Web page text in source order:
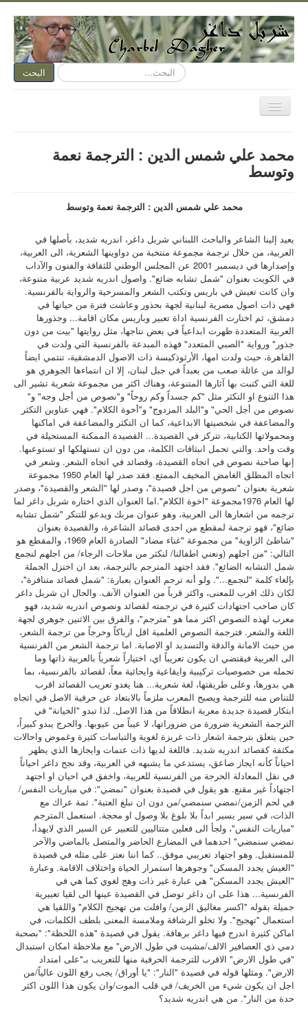
البحث... البحث
تبديل
المتصفح
الكتابة الآن
اسمي عنوان
نقد الفن
نقد الأدب
ديوان مفتوح
هواء وأهواء
سرد وسرد
كتب للتحميل
صُوَر
السيرة المهنية
كتب
محمد علي شمس الدين : الترجمة نعمة
وتوسط
محمد علي شمس الدين : الترجمة نعمة وتوسط
يعيد إلينا الشاعر والباحث اللبناني شربل داغر، اندريه شديد، بأصلها في
العربية، من خلال ترجمة مجموعة منتخبة من دواوينها الشعرية، الى العربية،
وإصدارها في ديسمبر 2001 عن المجلس الوطني للثقافة والفنون والآداب
في الكويت بعنوان "شمل تشابه ضائع". واصول اندريه شديد عربية متنوعة،
وان كانت تعيش في باريس وتكتب الشعر والمسرحية والرواية بالفرنسية.
فهي ذات اصول مصرية لبنانية لجهة بحذور وعاشت فترة من حياتها في
دمشق، ثم اختارت الفرنسية اداة تعبير وباريس مكان اقامة... وجذورها
العربية المتعددة ظهرت ابداعياً في بعض نتاجها، مثل روايتها "بيت من دون
جذور" ورواية "الصبي المتعدد" فهذه المبدعة بالفرنسية التي ولدت في
القاهرة، حيث ولدت امها، الأرثوذكيسة ذات الاصول الدمشقية، تنتمي ايضاً
لوالد من عائلة صعب من بعبداً في جبل لبنان، إلا ان انتماءها الجوهري هو
للغة التي كتبت بها آثارها المتنوعة، وهناك اكثر من مجموعة شعرية تشير الى
هذا التنوع او التكثر مثل "كم جسداً وكم روحاً" و"نصوص من أجل وجه" و"
نصوص من أجل الحي" و"البلد المزدوج" و"أخوة الكلام". فهي عناوين التكثر
والمضاعفة في شخصيتها الابداعية، كما ان التكثر والمضاعفة في اماكنها
ومحمولاتها الكتابية، تتركز في القصيدة... القصيدة الممكنة المستحيلة في
وقت واحد. والتي تحمل انبثاقات الكلمة، من دون ان تستهلكها او تستوعبها.
إنها صاحبة نصوص في اتجاه القصيدة، وقصائد في اتجاه الشعر. وشعر في
اتجاه المطلق الغامض المخيف الممتع. فقد صدر لها العام 1950 مجموعة
شعرية بعنوان "نصوص من اجل قصيدة"، وصدر لها "الشعر والقصيدة"، وصدر
لها العام 1976مجموعة "اخوة الكلام".اما العنوان الذي اختاره شربل داغر لما
ترجمه من اشعارها الى العربية، وهو عنوان مربك ويدعو للتنكر "شمل تشابه
ضائع"، فهو ترجمة لمقطع من احدى قصائد الشاعرة، والقصيدة بعنوان
"شاطئ الزاوية" من مجموعة "غناء مضاد" الصادرة العام 1969، والمقطع هو
التالي: "من اجلهم (ونعني اطفالنا/ لنكثر من ملاحات الرجاء/ من اجلهم لنجمع
شمل التشابه الضائع". فقد اجتهد المترجم بالترجمة، بعد ان اختزل الجملة
بإلغاء كلمة "لنجمع...". ولو أنه ترجم العنوان بعبارة: "شمل قصائد متنافرة"،
لكان ذلك اقرب للمعنى، واكثر قرباً من العنوان الآنف. والحال ان شربل داغر
كان صاحب اجتهادات كثيرة في ترجمته لقصائد ونصوص اندريه شديد، فهو
معرب لهذه النصوص اكثر مما هو "مترجم"، والفرق بين الاثنين جوهري لجهة
اللغة والشعر. فترجمة النصوص العلمية اقل ارباكاً وحرجاً من ترجمة الشعر،
من حيث الامانة والدقة والتسديد او الاصابة. اما ترجمة الشعر من الفرنسية
الى العربية فيقتضي ان يكون تعريباً اي، اختياراً شعرياً بالعربية ذاتها وما
تحمله من خصوصيات تركيبية وايقاعية وايحائية معاً، لقصائد بالفرنسية، بما
هي بدورها، وعلى طريقتها، لغة شعرية... هنا يغدو تعريب القصائد اقرب
للتناص منه للترجمة ويصبح المعرب ملزماً بالابتعاد عن حرفية الاصل في اتجاه
ابتكار قصيدة جديدة معربة انطلاقاً من هذا الاصل. لذا تبدو "الخيانة" في
الترجمة الشعرية ضرورة من ضروراتها، لا عيباً من عيوبها. والحرج يبدو كبيراً،
حين يتعلق بترجمة اشعار ذات غريزة لغوية والتباسات كثيرة وغموض واحالات
مكثفة كقصائد اندريه شديد. فاللغة لديها ذات عتمات وايجازها الذي يظهر
احياناً كأنه ايجاز صاعق، يستدعي ما يشبهه في العربية، وقد نجح داغر احياناً
في نقل المعادلة الحرجة من الفرنسية للعربية، واخفق في احيان او اجتهد
اجتهاداً غير مقنع. هو يقول في قصيدة بعنوان "نمضي": في مباريات النفس/
في لحم الزمن/نمضي سنمضي/من دون ان نبلغ العتبة". ثمة عراك مع
الذات، في سير يسير ابداً بلا بلوغ بلا وصول او محجة. استعمل المترجم
"مباريات النفس"، ولجأ الى فعلين متتاليين للتعبير عن السير الذي لايهدأ،
نمضي سنمضي" احدهما في المضارع الحاضر والمتصل بالماضي والآخر
للمستقبل. وهو اجتهاد تعريبي موفق.. كما اننا نعتز على مثله في قصيدة
"العيش يجدد المسكن" وجوهرها استمرار الحياة واختلاف الاقامة. وعبارة
"العيش يجدد المسكن" هي عبارة غير ذات وهج لغوي كما هي في
الفرنسية... هذا على ان داغر توصل في القصيدة عينها الى لقيا تعبيرية
جميلة بقوله "اكسر مغاليق الزمن/ وافلت من تهجيج الكلام" واللقيا هي
استعمال "تهجيج". ولا تخلو الرشاقة وملامسة المعنى بلطف الكلمات، في
اماكن كثيرة اندرج فيها داغر برهافة. يقول في قصيدة "هذه اللحظة": "بصحبة
دمي ذي العصافير الالف/مشيت في طول الارض" مع ملاحظة امكان استبدال
"في طول الارض" الاقرب للترجمة الحرفية منها للتعريب بـ"على امتداد
الارض". ومثلها قوله في قصيدة "النار": "يا أوراق/ يجب رفع اللون عالياً/من
اجل ان يكون شيء من الخريف/ في قلب الموت/وان يكون هذا اللون اكثر
حدة من النار". من هي اندريه شديد؟